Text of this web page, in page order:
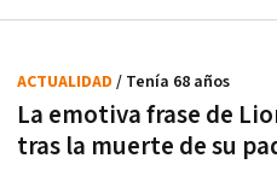
La emotiva frase de
tras la muerte de su
ACTUALIDAD / Tenía 68 años